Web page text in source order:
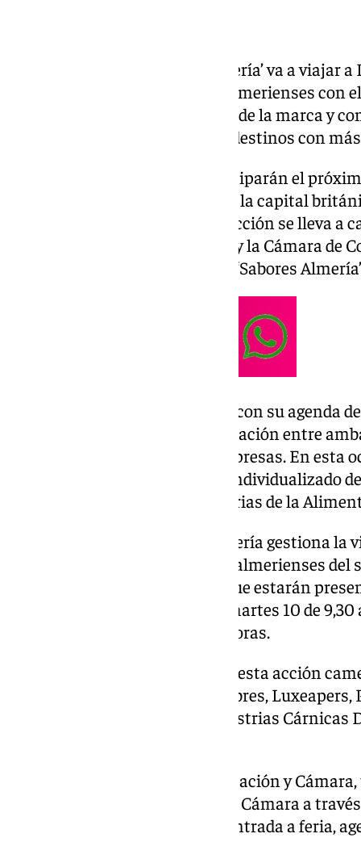
‘Sabores Almería’ va a viajar
«excelencia» de los productos almerienses con
presencia a nivel internacional de la marca y
Reino Unido, que es uno de los destinos con
La marca y sus empresas participarán el
Salón Speciality & Fine Food, en la capital
Diputación en una nota. Esta acción se lleva a
entre la Diputación de Almería y la Cámara de
objetivo de proyectar al mundo ‘Sabores
Así, ‘Sabores Almería’ continúa con su agenda
dentro de este marco de colaboración entre
internacionalización de las empresas. En esta
que dispondrán de un espacio individualizado
Federación Española de Industrias de la
La Cámara de Comercio de Almería gestiona
internacional dirigida a pymes almerienses
nueve empresas almerienses que estarán
Hall, y pueden ser visitadas el martes 10 de
desde las 9,30 hasta las 17,00 horas.
Las empresas participantes en esta acción
espacio expositivo son Los Filabres,
Cárnicas Campohermoso, Industrias Cárnicas
Gracias al convenio entre Diputación y
ayuda del 85% gestionada por la Cámara a
gastos de viaje, de transporte, entrada a feria,